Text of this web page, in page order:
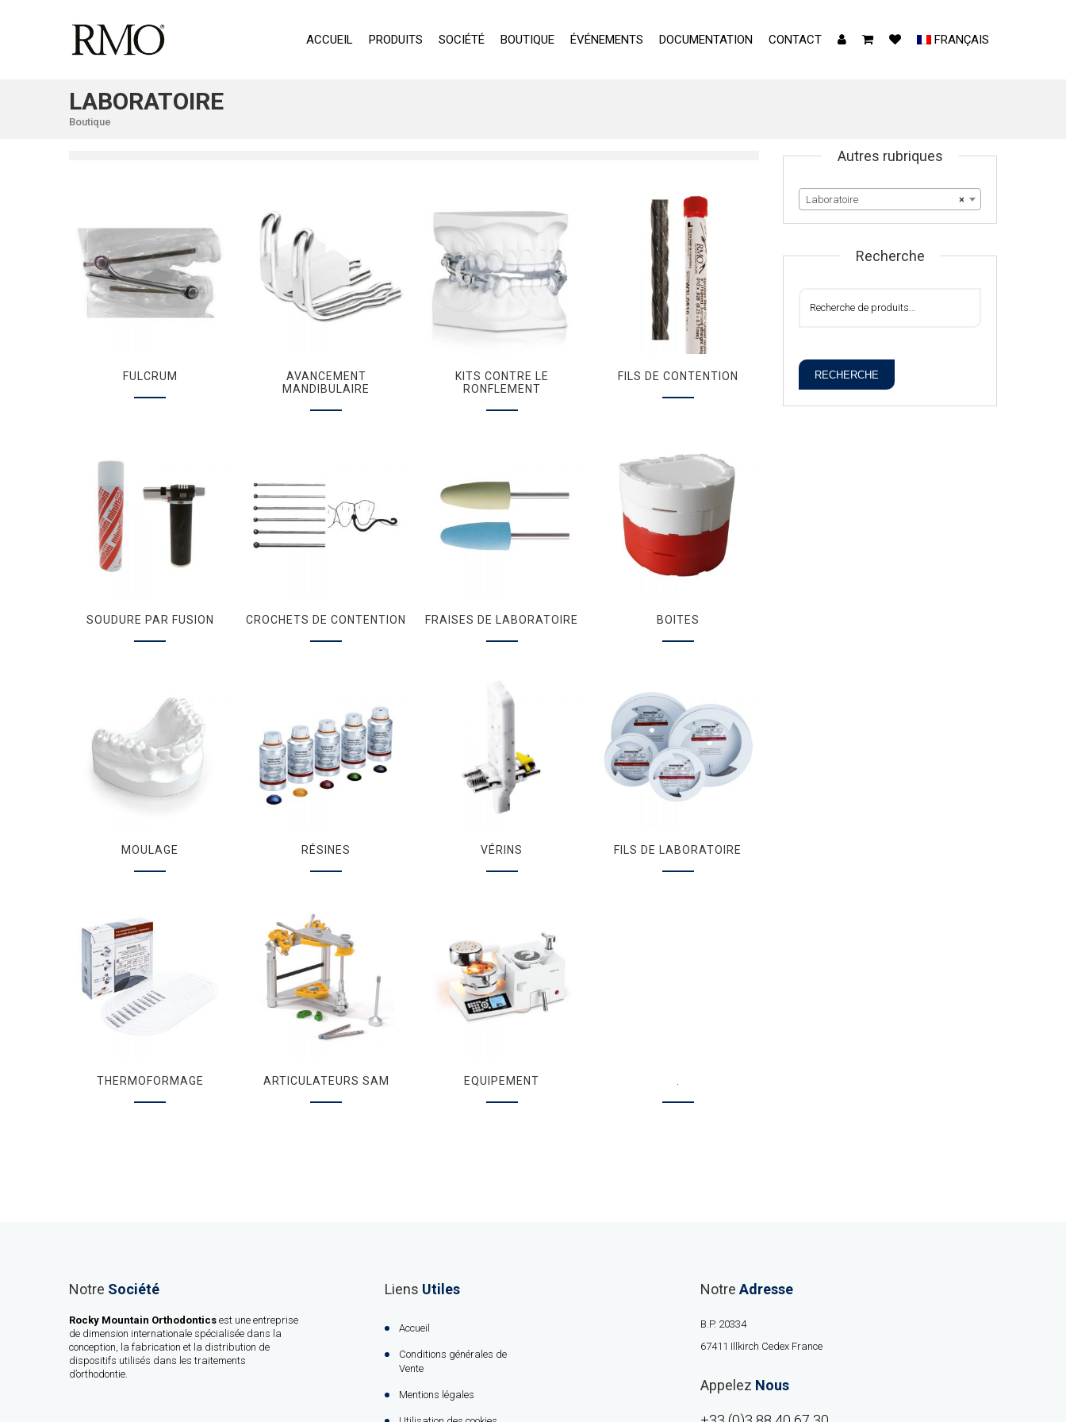
ACCUEIL PRODUITS SOCIÉTÉ BOUTIQUE ÉVÉNEMENTS DOCUMENTATION CONTACT FRANÇAIS
LABORATOIRE
Boutique
FULCRUM
AVANCEMENT
MANDIBULAIRE
KITS CONTRE LE
RONFLEMENT
FILS DE CONTENTION
SOUDURE PAR FUSION CROCHETS DE CONTENTION FRAISES DE LABORATOIRE BOITES
MOULAGE RÉSINES VÉRINS FILS DE LABORATOIRE
THERMOFORMAGE ARTICULATEURS SAM EQUIPEMENT
Autres rubriques
×
Laboratoire
Recherche
RECHERCHE
Notre Société
Rocky Mountain Orthodontics est une entreprise
de dimension internationale spécialisée dans la
conception, la fabrication et la distribution de
dispositifs utilisés dans les traitements
d’orthodontie.
Liens Utiles
Accueil
Conditions générales de
Vente
Mentions légales
Notre Adresse
B.P. 20334
67411 Illkirch Cedex France
Appelez Nous